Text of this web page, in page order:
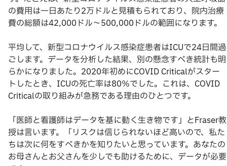
の費用は一日あたり2万ドルと見積もられており、院内治療
費の総額は42,000ドル～500,000ドルの範囲になります。
平均して、新型コロナウイルス感染症患者はICUで24日間過
ごします。データを分析した結果、別の懸念すべき統計も明
らかになりました。2020年初めにCOVID Criticalがスター
トしたとき、ICUの死亡率は80％でした。これは、COVID
Criticalの取り組みが急務である理由のひとつです。
「医師と看護師はデータを基に動く生き物です」とFraser教
授は言います。「リスクは信じられないほど高いので、私た
ちは次に何をすべきかを知りたいと思っています。あなたの
お母さんとお父さんを少しでも助けるために、データが必要